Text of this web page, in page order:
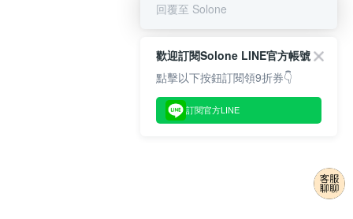
回覆至 Solone
歡迎訂閱Solone LINE官方帳號
點擊以下按鈕訂閱領9折券👇
訂閱官方LINE